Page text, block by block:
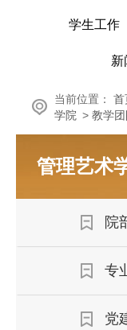
学生工作
新
当前位置： 首
学院 > 教学团
管理艺术
院
专
党